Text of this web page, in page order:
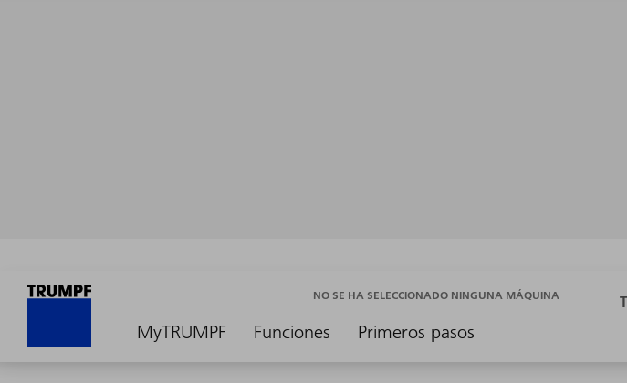
MyTRUMPF Funciones Primeros pasos
NO SE HA SELECCIONADO NINGUNA MÁQUINA